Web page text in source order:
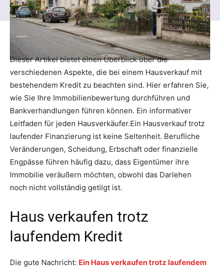
Dieser Artikel bietet einen Überblick über die
verschiedenen Aspekte, die bei einem Hausverkauf mit
bestehendem Kredit zu beachten sind. Hier erfahren Sie,
wie Sie Ihre Immobilienbewertung durchführen und
Bankverhandlungen führen können. Ein informativer
Leitfaden für jeden Hausverkäufer.Ein Hausverkauf trotz
laufender Finanzierung ist keine Seltenheit. Berufliche
Veränderungen, Scheidung, Erbschaft oder finanzielle
Engpässe führen häufig dazu, dass Eigentümer ihre
Immobilie veräußern möchten, obwohl das Darlehen
noch nicht vollständig getilgt ist.
Haus verkaufen trotz
laufendem Kredit
Die gute Nachricht: Ein Haus verkaufen trotz laufendem